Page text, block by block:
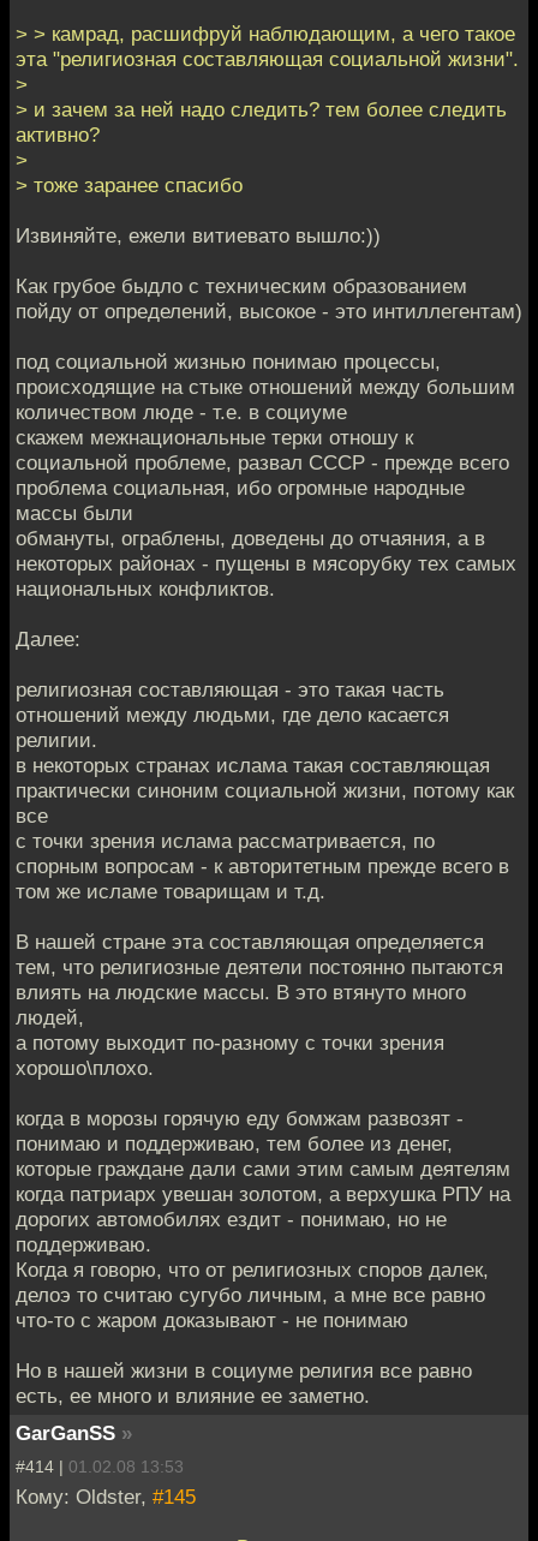
> > камрад, расшифруй наблюдающим, а чего такое
эта "религиозная составляющая социальной жизни".
>
> и зачем за ней надо следить? тем более следить
активно?
>
> тоже заранее спасибо
Извиняйте, ежели витиевато вышло:))
Как грубое быдло с техническим образованием
пойду от определений, высокое - это интиллегентам)
под социальной жизнью понимаю процессы,
происходящие на стыке отношений между большим
количеством люде - т.е. в социуме
скажем межнациональные терки отношу к
социальной проблеме, развал СССР - прежде всего
проблема социальная, ибо огромные народные
массы были
обмануты, ограблены, доведены до отчаяния, а в
некоторых районах - пущены в мясорубку тех самых
национальных конфликтов.
Далее:
религиозная составляющая - это такая часть
отношений между людьми, где дело касается
религии.
в некоторых странах ислама такая составляющая
практически синоним социальной жизни, потому как
все
с точки зрения ислама рассматривается, по
спорным вопросам - к авторитетным прежде всего в
том же исламе товарищам и т.д.
В нашей стране эта составляющая определяется
тем, что религиозные деятели постоянно пытаются
влиять на людские массы. В это втянуто много
людей,
а потому выходит по-разному с точки зрения
хорошо\плохо.
когда в морозы горячую еду бомжам развозят -
понимаю и поддерживаю, тем более из денег,
которые граждане дали сами этим самым деятелям
когда патриарх увешан золотом, а верхушка РПУ на
дорогих автомобилях ездит - понимаю, но не
поддерживаю.
Когда я говорю, что от религиозных споров далек,
делоэ то считаю сугубо личным, а мне все равно
что-то с жаром доказывают - не понимаю
Но в нашей жизни в социуме религия все равно
есть, ее много и влияние ее заметно.
GarGanSS »
#414 | 01.02.08 13:53
Кому: Oldster, #145